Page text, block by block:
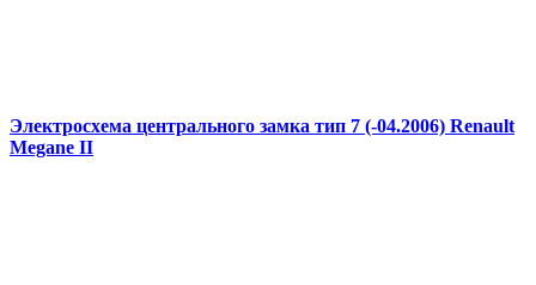
Электросхема центрального замка тип 7 (-04.2006) Renault
Megane II